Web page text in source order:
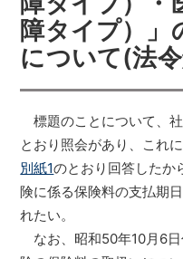
障タイプ）」
について(法
標題のことについて、
とおり照会があり、これ
別紙1のとおり回答したか
険に係る保険料の支払期
れたい。
なお、昭和50年10月6